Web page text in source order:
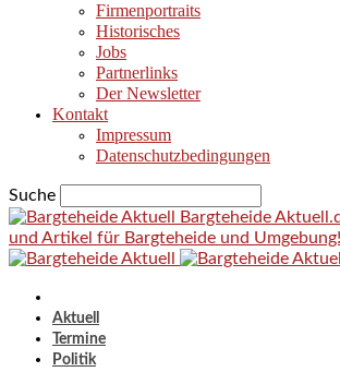
Firmenportraits
Historisches
Jobs
Partnerlinks
Der Newsletter
Kontakt
Impressum
Datenschutzbedingungen
Suche
Bargteheide
und Artikel für Bargteheide und Umgebung!
Aktuell
Termine
Politik